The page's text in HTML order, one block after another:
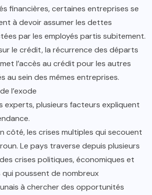
financières, certaines entreprises se
à devoir assumer les dettes
par les employés partis subitement.
le crédit, la récurrence des départs
l’accès au crédit pour les autres
au sein des mêmes entreprises.
l’exode
experts, plusieurs facteurs expliquent
côté, les crises multiples qui secouent
Le pays traverse depuis plusieurs
crises politiques, économiques et
qui poussent de nombreux
à chercher des opportunités